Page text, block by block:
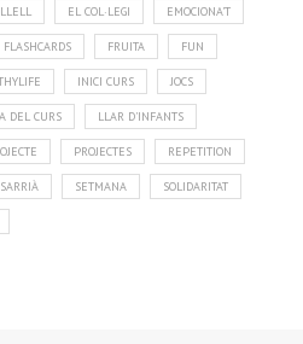
EL COL·LEGI EMOCIONA'T
FLASHCARDS FRUITA FUN
INICI CURS JOCS
DEL CURS LLAR D'INFANTS
PROJECTES REPETITION
SETMANA SOLIDARITAT